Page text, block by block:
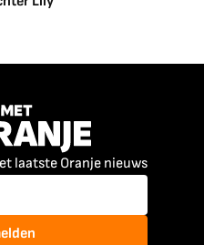
laatste Oranje nieuws